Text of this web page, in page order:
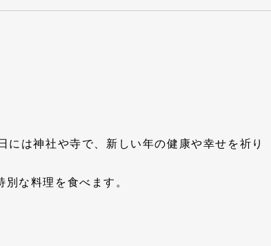
は神社や寺で、新しい年の健康や幸せを祈り
な料理を食べます。